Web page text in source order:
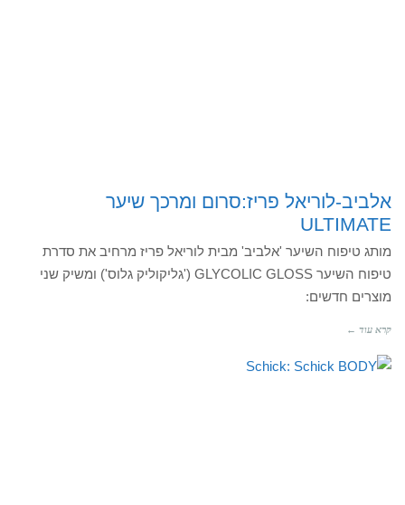
אלביב-לוריאל פריז:סרום ומרכך שיער
ULTIMATE
מותג טיפוח השיער 'אלביב' מבית לוריאל פריז מרחיב את סדרת
טיפוח השיער GLYCOLIC GLOSS ('גליקוליק גלוס') ומשיק שני
מוצרים חדשים:
קרא עוד ←